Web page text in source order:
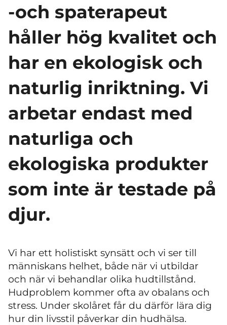
-och spaterapeut
håller hög kvalitet och
har en ekologisk och
naturlig inriktning. Vi
arbetar endast med
naturliga och
ekologiska produkter
som inte är testade på
djur.
Vi har ett holistiskt synsätt och vi ser till
människans helhet, både när vi utbildar
och när vi behandlar olika hudtillstånd.
Hudproblem kommer ofta av obalans och
stress. Under skolåret får du därför lära dig
hur din livsstil påverkar din hudhälsa.